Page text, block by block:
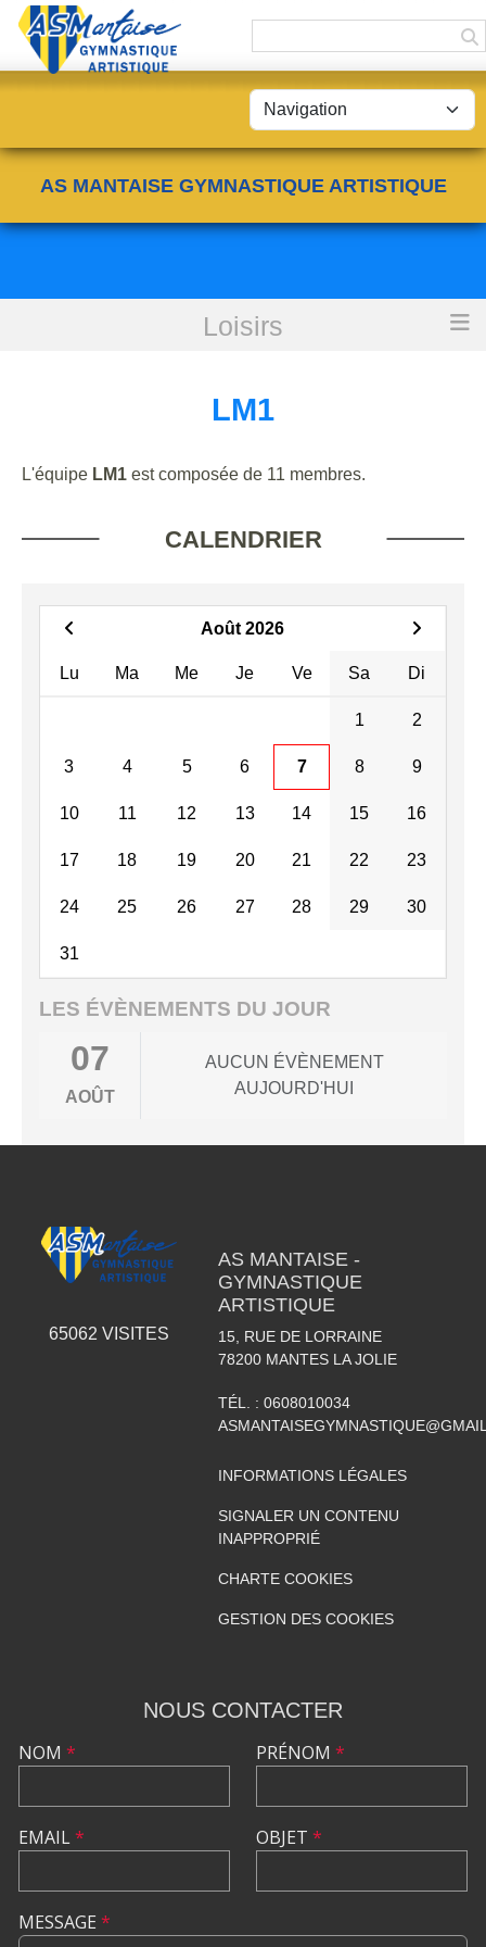
AS MANTAISE GYMNASTIQUE ARTISTIQUE
Loisirs
LM1
LM1
L'équipe LM1 est composée de 11 membres.
CALENDRIER
Août 2026
Lu Ma Me Je Ve Sa Di
1 2
3 4 5 6 7 8 9
10 11 12 13 14 15 16
17 18 19 20 21 22 23
24 25 26 27 28 29 30
31
LES ÉVÈNEMENTS DU JOUR
07
AOÛT
AUCUN ÉVÈNEMENT
AUJOURD'HUI
65062 VISITES
AS MANTAISE -
GYMNASTIQUE
ARTISTIQUE
15, RUE DE LORRAINE
78200 MANTES LA JOLIE
TÉL. : 0608010034
INFORMATIONS LÉGALES
SIGNALER UN CONTENU
INAPPROPRIÉ
CHARTE COOKIES
GESTION DES COOKIES
NOUS CONTACTER
NOM *
EMAIL*
PRÉNOM *
OBJET *
MESSAGE *
Panneau de gestion des cookies